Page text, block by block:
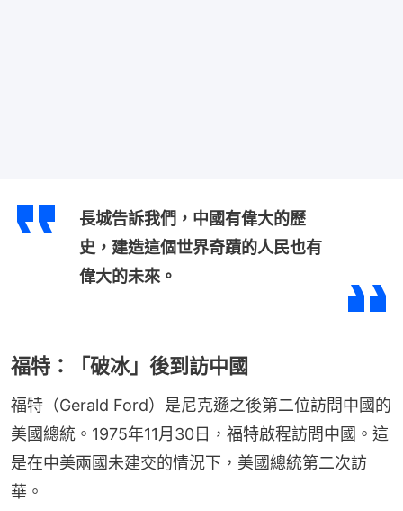
長城告訴我們，中國有偉大的歷
史，建造這個世界奇蹟的人民也有
偉大的未來。
福特：「破冰」後到訪中國
福特（Gerald Ford）是尼克遜之後第二位訪問中國的
美國總統。1975年11月30日，福特啟程訪問中國。這
是在中美兩國未建交的情況下，美國總統第二次訪
華。